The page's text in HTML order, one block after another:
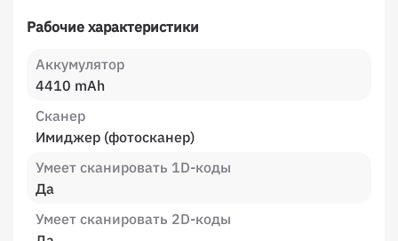
Рабочие характеристики
Аккумулятор
4410 mAh
Сканер
Имиджер (фотосканер)
Умеет сканировать 1D-коды
Да
Умеет сканировать 2D-коды